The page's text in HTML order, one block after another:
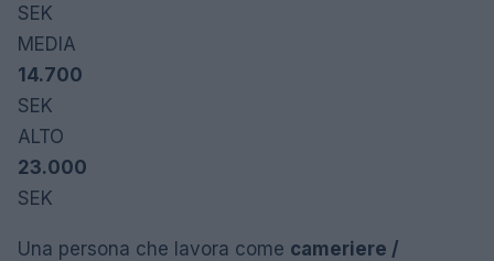
SEK
MEDIA
14.700
SEK
ALTO
23.000
SEK
Una persona che lavora come cameriere /